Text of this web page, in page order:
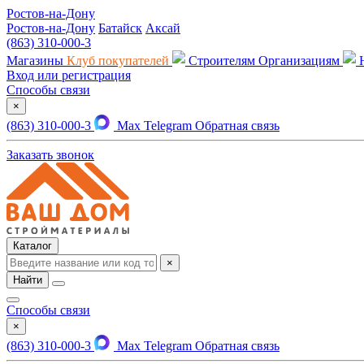
Ростов-на-Дону
Ростов-на-Дону Батайск Аксай
(863) 310-000-3
Магазины Клуб покупателей Строителям Организациям
Вход или регистрация
Способы связи
×
(863) 310-000-3 Max Telegram Обратная связь
Заказать звонок
Каталог
×
Найти
Способы связи
×
(863) 310-000-3 Max Telegram Обратная связь